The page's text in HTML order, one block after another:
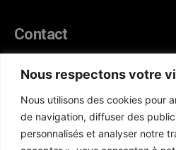
Nous respectons votre
Nous utilisons des cookies pour
de navigation, diffuser des
personnalisés et analyser notre
Contact
Téléphone :(+221) 70 330 86 87‬
WhatsApp : (+33) 6 52 17 85 46
E-mail :
E-mail :